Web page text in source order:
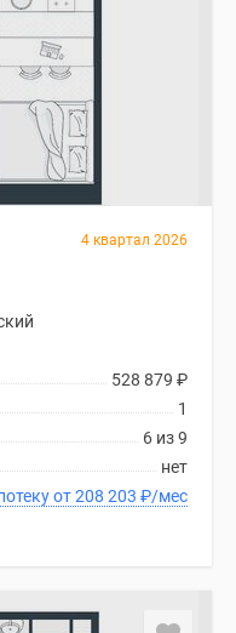
4 квартал 2026
528 879 ₽
1
6 из 9
нет
В ипотеку от 208 203 ₽/мес